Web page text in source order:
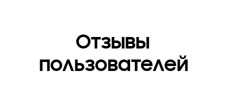
Отзывы
пользователей